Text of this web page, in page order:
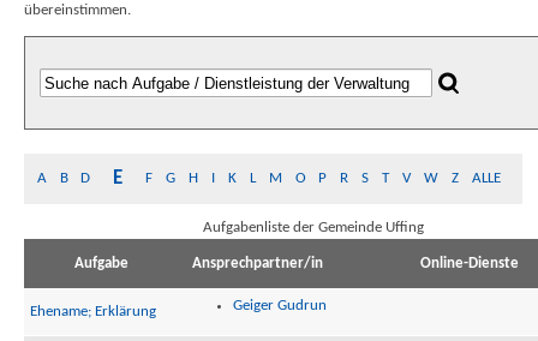
übereinstimmen.
A B D E F G H I K L M O P R S T V W Z ALLE
Aufgabenliste der Gemeinde Uffing
Aufgabe Ansprechpartner/in Online-Dienste
Ehename; Erklärung Geiger Gudrun